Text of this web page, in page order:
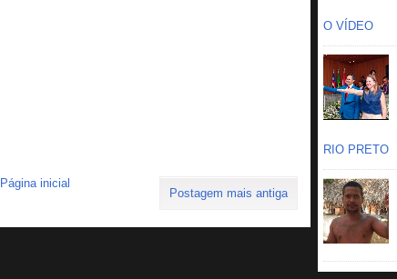
Postagem mais antiga
Página inicial
O VÍDEO
RIO PRETO